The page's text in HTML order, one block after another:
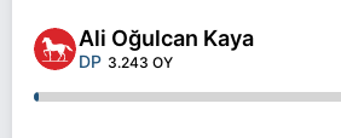
Ali Oğulcan Kaya
DP 3.243 OY